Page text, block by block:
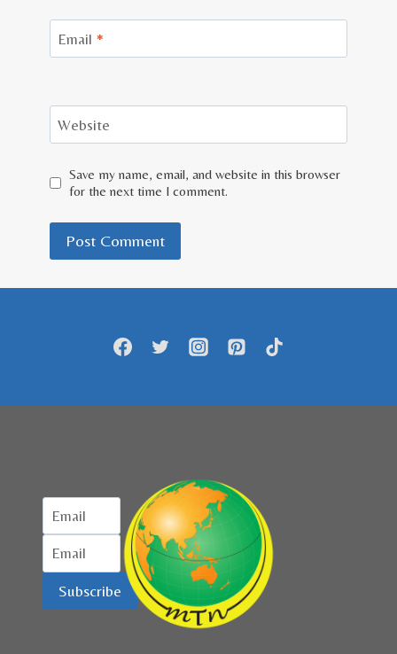
Email *
Website
Save my name, email, and website in this browser
for the next time I comment.
Subscribe